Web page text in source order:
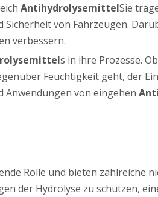
AntihydrolysemittelSie
von Fahrzeugen.
verbessern.
s in ihre Prozesse.
Feuchtigkeit geht, der
Anwendungen von eingehen
Rolle und bieten zahlreiche
der Hydrolyse zu schützen,